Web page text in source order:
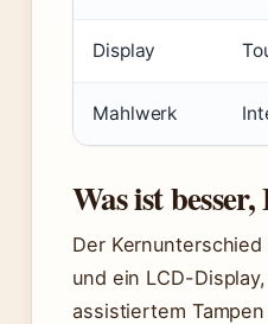
Display
Mahlwerk
Was ist
Der
und ein LCD-
assistiertem